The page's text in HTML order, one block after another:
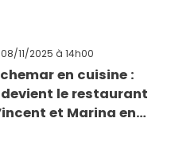
08/11/2025 à 14h00
en cuisine :
le restaurant
et Marina en